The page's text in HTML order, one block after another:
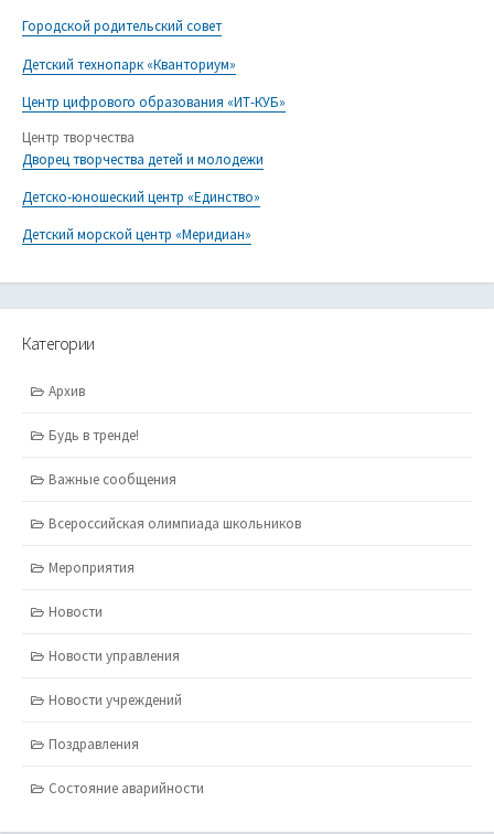
Городской родительский совет
Детский технопарк «Кванториум»
Центр цифрового образования «ИТ-КУБ»
Центр творчества
Дворец творчества детей и молодежи
Детско-юношеский центр «Единство»
Детский морской центр «Меридиан»
Категории
Архив
Будь в тренде!
Важные сообщения
Всероссийская олимпиада школьников
Мероприятия
Новости
Новости управления
Новости учреждений
Поздравления
Состояние аварийности